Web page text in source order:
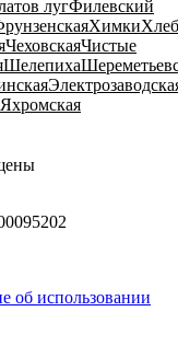
лугФилевский
Химки
ЧеховскаяЧистые
Шелепиха
Яхромская
об использовании